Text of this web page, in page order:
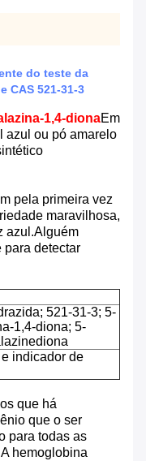
do teste da
CAS 521-31-3
1,4-dionaEm
azul ou pó amarelo
pela primeira vez
maravilhosa,
azul.Alguém
para detectar
521-31-3; 5-
1,4-diona; 5-
indicador de
que há
que o ser
para todas as
hemoglobina